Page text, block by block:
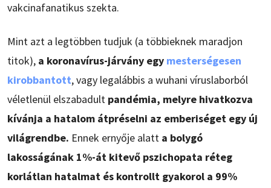
vakcinafanatikus szekta.
Mint azt a legtöbben tudjuk (a többieknek maradjon
titok), a koronavírus-járvány egy mesterségesen
kirobbantott, vagy legalábbis a wuhani víruslaborból
véletlenül elszabadult pandémia, melyre hivatkozva
kívánja a hatalom átpréselni az emberiséget egy új
világrendbe. Ennek ernyője alatt a bolygó
lakosságának 1%-át kitevő pszichopata réteg
korlátlan hatalmat és kontrollt gyakorol a 99%